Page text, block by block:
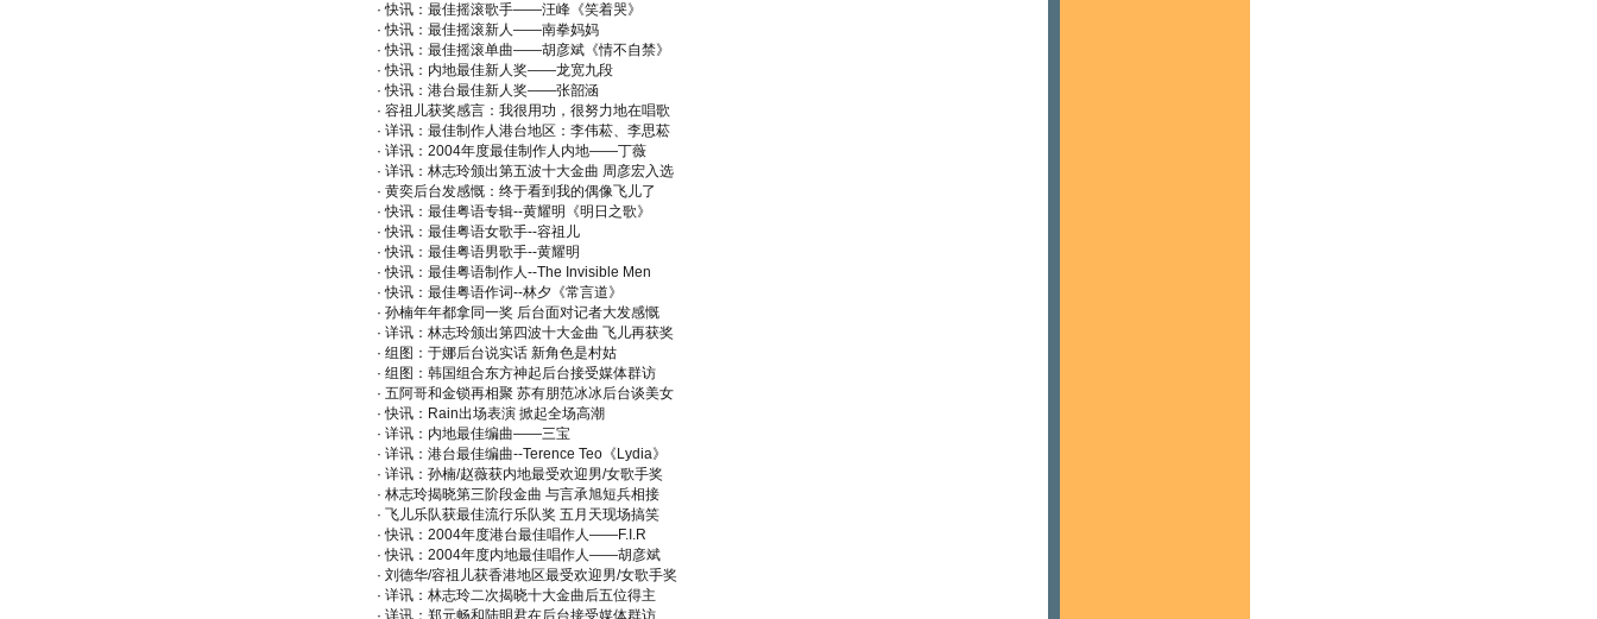
·快讯：最佳摇滚歌手——汪峰《笑着哭》
·快讯：最佳摇滚新人——南拳妈妈
·快讯：最佳摇滚单曲——胡彦斌《情不自禁》
·快讯：内地最佳新人奖——龙宽九段
·快讯：港台最佳新人奖——张韶涵
· 容祖儿获奖感言：我很用功，很努力地在唱歌
· 详讯：最佳制作人港台地区：李伟菘、李思菘
· 详讯：2004年度最佳制作人内地——丁薇
· 详讯：林志玲颁出第五波十大金曲 周彦宏入选
· 黄奕后台发感慨：终于看到我的偶像飞儿了
·快讯：最佳粤语专辑--黄耀明《明日之歌》
·快讯：最佳粤语女歌手--容祖儿
·快讯：最佳粤语男歌手--黄耀明
·快讯：最佳粤语制作人--The Invisible Men
·快讯：最佳粤语作词--林夕《常言道》
· 孙楠年年都拿同一奖 后台面对记者大发感慨
· 详讯：林志玲颁出第四波十大金曲 飞儿再获奖
· 组图：于娜后台说实话 新角色是村姑
· 组图：韩国组合东方神起后台接受媒体群访
· 五阿哥和金锁再相聚 苏有朋范冰冰后台谈美女
·快讯：Rain出场表演 掀起全场高潮
· 详讯：内地最佳编曲——三宝
· 详讯：港台最佳编曲--Terence Teo《Lydia》
· 详讯：孙楠/赵薇获内地最受欢迎男/女歌手奖
· 林志玲揭晓第三阶段金曲 与言承旭短兵相接
· 飞儿乐队获最佳流行乐队奖 五月天现场搞笑
·快讯：2004年度港台最佳唱作人——F.I.R
·快讯：2004年度内地最佳唱作人——胡彦斌
· 刘德华/容祖儿获香港地区最受欢迎男/女歌手奖
· 详讯：林志玲二次揭晓十大金曲后五位得主
· 详讯：郑元畅和陆明君在后台接受媒体群访